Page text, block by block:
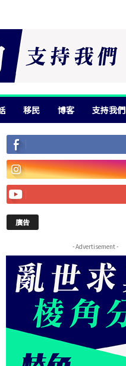
移民 博客 支持我們
廣告
- Advertisement -